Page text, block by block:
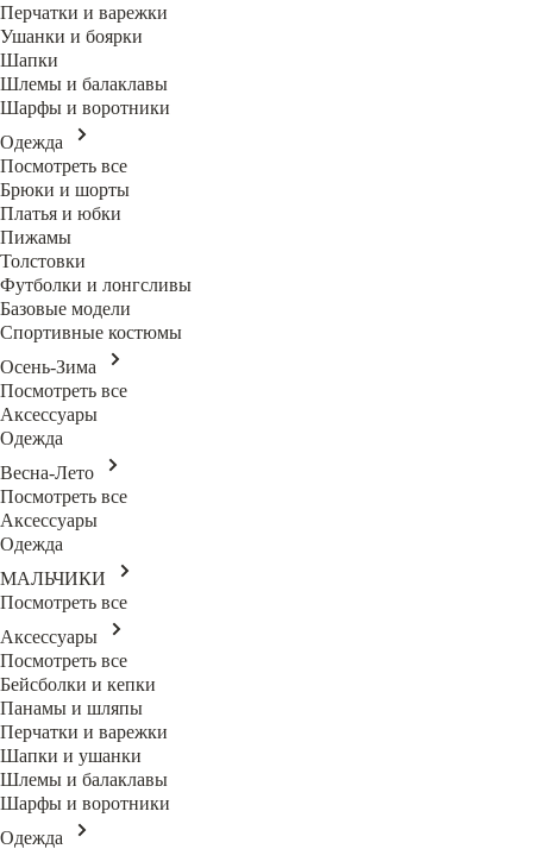
Перчатки и варежки
Ушанки и боярки
Шапки
Шлемы и балаклавы
Шарфы и воротники
Одежда
Посмотреть все
Брюки и шорты
Платья и юбки
Пижамы
Толстовки
Футболки и лонгсливы
Базовые модели
Спортивные костюмы
Осень-Зима
Посмотреть все
Аксессуары
Одежда
Весна-Лето
Посмотреть все
Аксессуары
Одежда
МАЛЬЧИКИ
Посмотреть все
Аксессуары
Посмотреть все
Бейсболки и кепки
Панамы и шляпы
Перчатки и варежки
Шапки и ушанки
Шлемы и балаклавы
Шарфы и воротники
Одежда